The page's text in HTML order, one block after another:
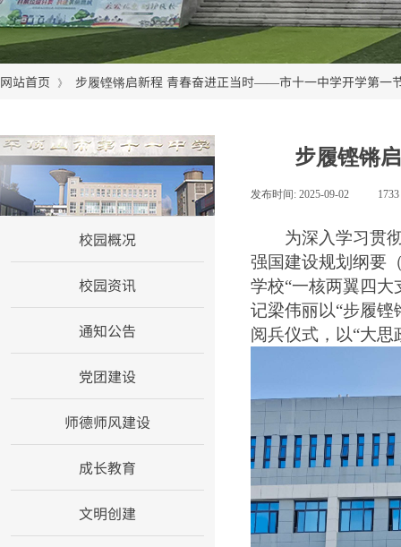
网站首页 》 步履铿锵启新程 青春奋进正当时——市十一中学开学第一
网站首页
校园概况
校园资讯
通知公告
党团建设
师德师风建设
成长教育
文明创建
步履铿锵
发布时间: 2025-09-02 1733
为深入学习贯
强国建设规划纲要
学校“一核两翼四大
记梁伟丽以“步履铿
阅兵仪式，以“大